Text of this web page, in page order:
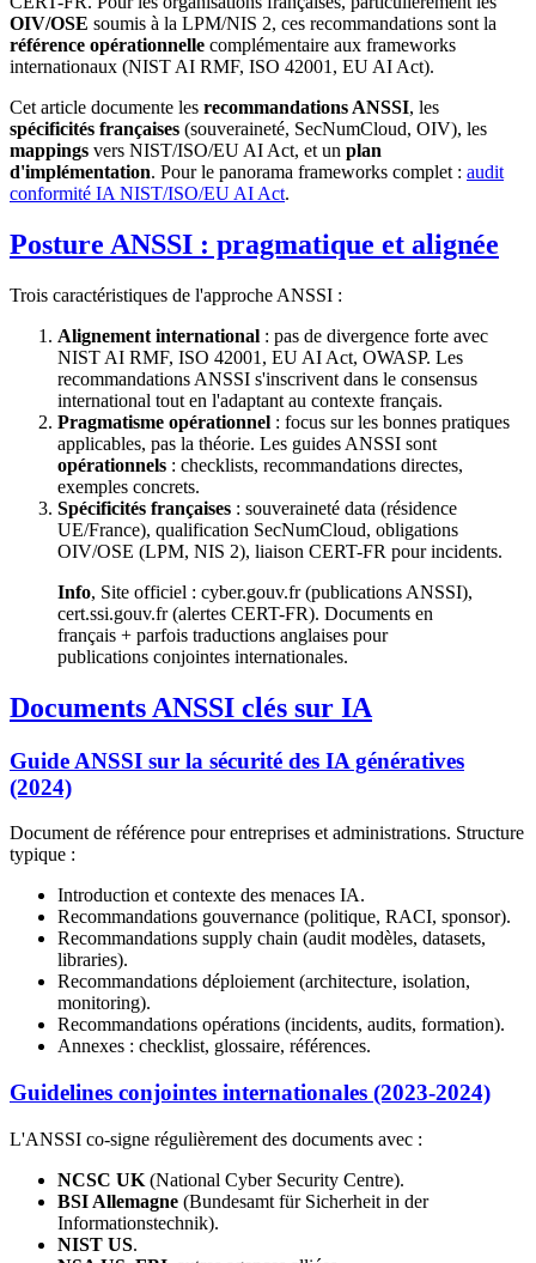
OIV/OSE soumis à la LPM/NIS 2, ces recommandations sont la
référence opérationnelle complémentaire aux frameworks
internationaux (NIST AI RMF, ISO 42001, EU AI Act).
Cet article documente les recommandations ANSSI, les
spécificités françaises (souveraineté, SecNumCloud, OIV), les
mappings vers NIST/ISO/EU AI Act, et un plan
d'implémentation. Pour le panorama frameworks complet : audit
conformité IA NIST/ISO/EU AI Act.
Posture ANSSI : pragmatique et alignée
Trois caractéristiques de l'approche ANSSI :
Alignement international : pas de divergence forte avec
NIST AI RMF, ISO 42001, EU AI Act, OWASP. Les
recommandations ANSSI s'inscrivent dans le consensus
international tout en l'adaptant au contexte français.
Pragmatisme opérationnel : focus sur les bonnes pratiques
applicables, pas la théorie. Les guides ANSSI sont
opérationnels : checklists, recommandations directes,
exemples concrets.
Spécificités françaises : souveraineté data (résidence
UE/France), qualification SecNumCloud, obligations
OIV/OSE (LPM, NIS 2), liaison CERT-FR pour incidents.
Info, Site officiel : cyber.gouv.fr (publications ANSSI),
cert.ssi.gouv.fr (alertes CERT-FR). Documents en
français + parfois traductions anglaises pour
publications conjointes internationales.
Documents ANSSI clés sur IA
Guide ANSSI sur la sécurité des IA génératives
(2024)
Document de référence pour entreprises et administrations. Structure
typique :
Introduction et contexte des menaces IA.
Recommandations gouvernance (politique, RACI, sponsor).
Recommandations supply chain (audit modèles, datasets,
libraries).
Recommandations déploiement (architecture, isolation,
monitoring).
Recommandations opérations (incidents, audits, formation).
Annexes : checklist, glossaire, références.
Guidelines conjointes internationales (2023-2024)
L'ANSSI co-signe régulièrement des documents avec :
NCSC UK (National Cyber Security Centre).
BSI Allemagne (Bundesamt für Sicherheit in der
Informationstechnik).
NIST US.